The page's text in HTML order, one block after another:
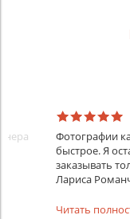
Фотографии
быстрое. Я
заказывать
Лариса
Читать